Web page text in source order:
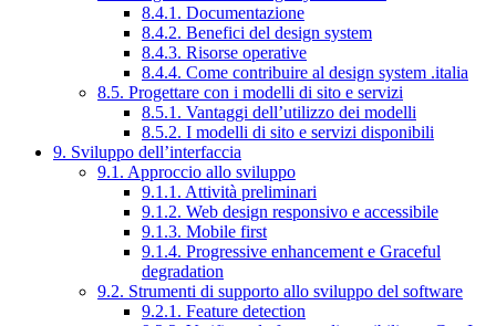
8.4.1. Documentazione
8.4.2. Benefici del design system
8.4.3. Risorse operative
8.4.4. Come contribuire al design system .italia
8.5. Progettare con i modelli di sito e servizi
8.5.1. Vantaggi dell’utilizzo dei modelli
8.5.2. I modelli di sito e servizi disponibili
9. Sviluppo dell’interfaccia
9.1. Approccio allo sviluppo
9.1.1. Attività preliminari
9.1.2. Web design responsivo e accessibile
9.1.3. Mobile first
9.1.4. Progressive enhancement e Graceful
degradation
9.2. Strumenti di supporto allo sviluppo del software
9.2.1. Feature detection